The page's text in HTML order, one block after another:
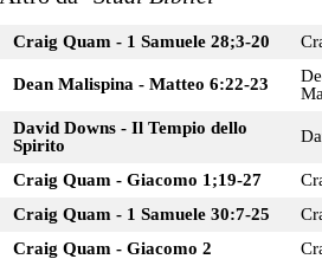
Craig Quam - 1 Samuele 28;3-20
Dean Malispina - Matteo 6:22-23
David Downs - Il Tempio dello
Spirito
Craig Quam - Giacomo 1;19-27
Craig Quam - 1 Samuele 30:7-25
Craig Quam - Giacomo 2